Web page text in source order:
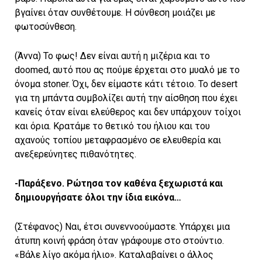
βγαίνει όταν συνθέτουμε. Η σύνθεση μοιάζει με
φωτοσύνθεση.
(Άννα) Το φως! Δεν είναι αυτή η μιζέρια και το
doomed, αυτό που ας πούμε έρχεται στο μυαλό με το
όνομα stoner. Όχι, δεν είμαστε κάτι τέτοιο. Το desert
για τη μπάντα συμβολίζει αυτή την αίσθηση που έχει
κανείς όταν είναι ελεύθερος και δεν υπάρχουν τοίχοι
και όρια. Κρατάμε το θετικό του ήλιου και του
αχανούς τοπίου μεταφρασμένο σε ελευθερία και
ανεξερεύνητες πιθανότητες.
-Παράξενο. Ρώτησα τον καθένα ξεχωριστά και
δημιουργήσατε όλοι την ίδια εικόνα…
(Στέφανος) Ναι, έτσι συνεννοούμαστε. Υπάρχει μια
άτυπη κοινή φράση όταν γράφουμε στο στούντιο.
«Βάλε λίγο ακόμα ήλιο». Καταλαβαίνει ο άλλος